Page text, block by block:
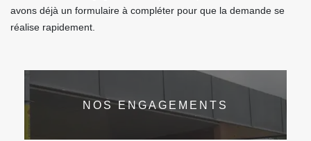
avons déjà un formulaire à compléter pour que la demande se
réalise rapidement.
NOS ENGAGEMENTS